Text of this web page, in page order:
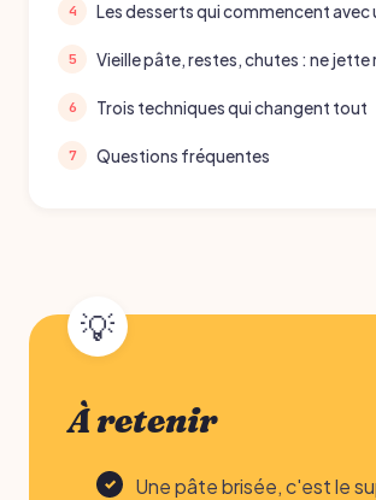
Les desserts qui commencent avec
Vieille pâte, restes, chutes : ne jette
Trois techniques qui changent tout
Questions fréquentes
À retenir
Une pâte brisée, c'est le